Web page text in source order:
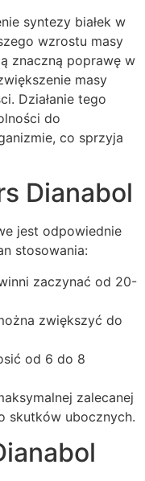
syntezy białek w
wzrostu masy
znaczną poprawę w
masy
Działanie tego
do
co sprzyja
Dianabol
jest odpowiednie
stosowania:
zaczynać od 20-
zwiększyć do
od 6 do 8
zalecanej
skutków ubocznych.